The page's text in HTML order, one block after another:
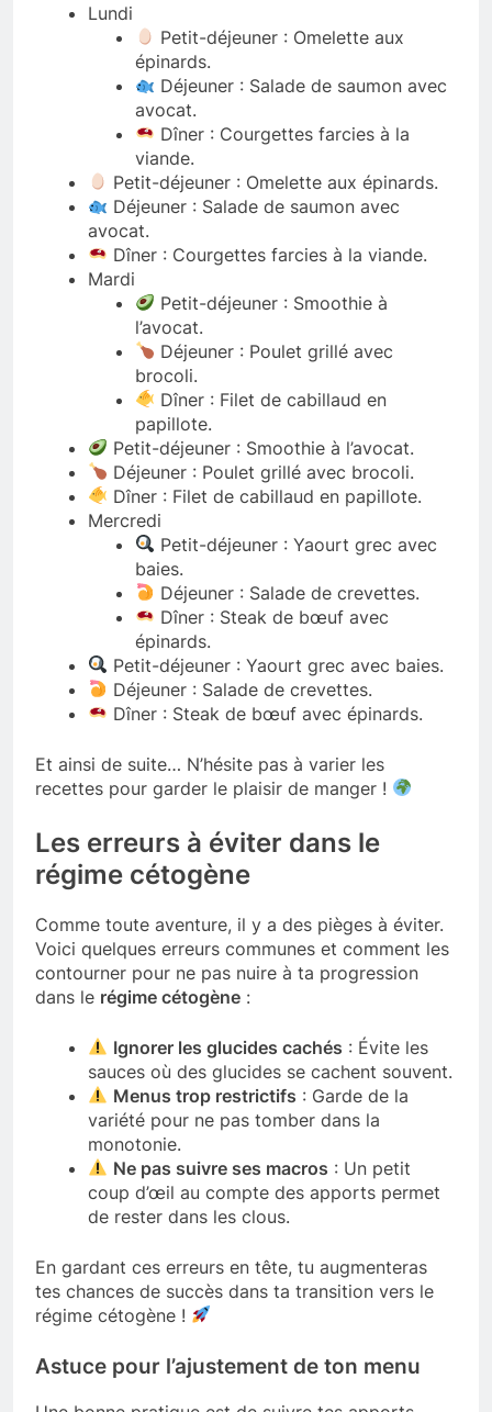
Lundi
Petit-déjeuner : Omelette aux
épinards.
Déjeuner : Salade de saumon avec
avocat.
Dîner : Courgettes farcies à la
viande.
Petit-déjeuner : Omelette aux épinards.
Déjeuner : Salade de saumon avec
avocat.
Dîner : Courgettes farcies à la viande.
Mardi
Petit-déjeuner : Smoothie à
l’avocat.
Déjeuner : Poulet grillé avec
brocoli.
Dîner : Filet de cabillaud en
papillote.
Petit-déjeuner : Smoothie à l’avocat.
Déjeuner : Poulet grillé avec brocoli.
Dîner : Filet de cabillaud en papillote.
Mercredi
Petit-déjeuner : Yaourt grec avec
baies.
Déjeuner : Salade de crevettes.
Dîner : Steak de bœuf avec
épinards.
Petit-déjeuner : Yaourt grec avec baies.
Déjeuner : Salade de crevettes.
Dîner : Steak de bœuf avec épinards.
Et ainsi de suite… N’hésite pas à varier les
recettes pour garder le plaisir de manger !
Les erreurs à éviter dans le
régime cétogène
Comme toute aventure, il y a des pièges à éviter.
Voici quelques erreurs communes et comment les
contourner pour ne pas nuire à ta progression
dans le régime cétogène :
Ignorer les glucides cachés : Évite les
sauces où des glucides se cachent souvent.
Menus trop restrictifs : Garde de la
variété pour ne pas tomber dans la
monotonie.
Ne pas suivre ses macros : Un petit
coup d’œil au compte des apports permet
de rester dans les clous.
En gardant ces erreurs en tête, tu augmenteras
tes chances de succès dans ta transition vers le
régime cétogène !
Astuce pour l’ajustement de ton menu